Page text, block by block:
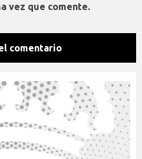
vez que comente.